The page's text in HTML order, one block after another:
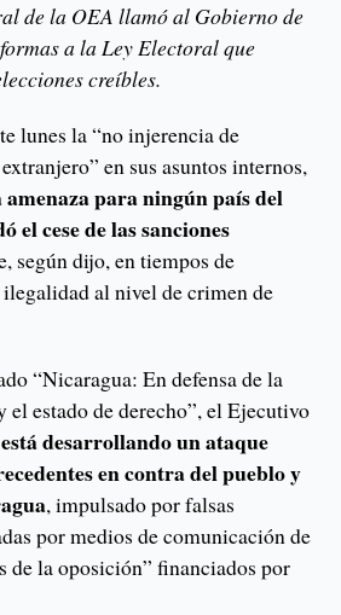
de la OEA llamó al Gobierno de
a la Ley Electoral que
creíbles.
lunes la “no injerencia de
en sus asuntos internos,
para ningún país del
el cese de las sanciones
según dijo, en tiempos de
al nivel de crimen de
“Nicaragua: En defensa de la
el estado de derecho”, el Ejecutivo
desarrollando un ataque
en contra del pueblo y
, impulsado por falsas
por medios de comunicación de
de la oposición” financiados por